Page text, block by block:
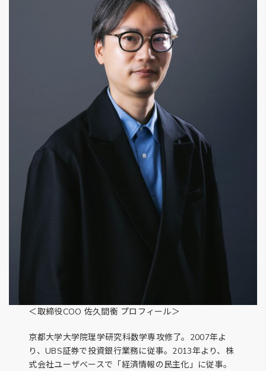
＜取締役COO 佐久間衡 プロフィール＞
京都大学大学院理学研究科数学専攻修了。2007年よ
り、UBS証券で投資銀行業務に従事。2013年より、株
式会社ユーザベースで「経済情報の民主化」に従事。